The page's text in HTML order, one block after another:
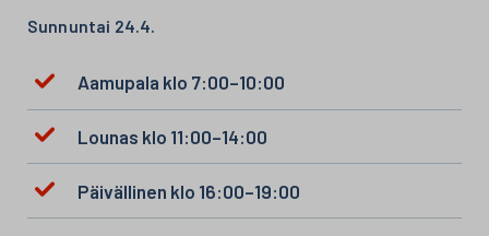
Sunnuntai 24.4.
Aamupala klo 7:00–10:00
Lounas klo 11:00–14:00
Päivällinen klo 16:00–19:00